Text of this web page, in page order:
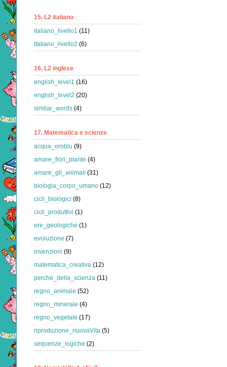
15. L2 italiano
italiano_livello1 (11)
italiano_livello2 (6)
16. L2 inglese
english_level1 (16)
english_level2 (20)
similar_words (4)
17. Matematica e scienze
acqua_oroblu (9)
amare_fiori_piante (4)
amare_gli_animali (31)
biologia_corpo_umano (12)
cicli_biologici (8)
cicli_produttivi (1)
ere_geologiche (1)
evoluzione (7)
invenzioni (9)
matematica_creativa (12)
perché_della_scienza (11)
regno_animale (52)
regno_minerale (4)
regno_vegetale (17)
riproduzione_nuovaVita (5)
sequenze_logiche (2)